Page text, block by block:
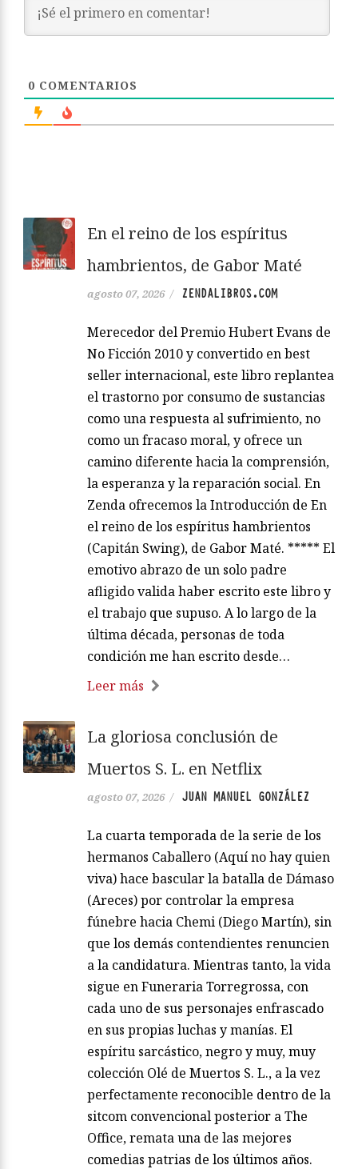
0 COMENTARIOS
En el reino de los espíritus
hambrientos, de Gabor Maté
agosto 07, 2026 / ZENDALIBROS.COM
Merecedor del Premio Hubert Evans de
No Ficción 2010 y convertido en best
seller internacional, este libro replantea
el trastorno por consumo de sustancias
como una respuesta al sufrimiento, no
como un fracaso moral, y ofrece un
camino diferente hacia la comprensión,
la esperanza y la reparación social. En
Zenda ofrecemos la Introducción de En
el reino de los espíritus hambrientos
(Capitán Swing), de Gabor Maté. ***** El
emotivo abrazo de un solo padre
afligido valida haber escrito este libro y
el trabajo que supuso. A lo largo de la
última década, personas de toda
condición me han escrito desde…
Leer más
La gloriosa conclusión de
Muertos S. L. en Netflix
agosto 07, 2026 / JUAN MANUEL GONZÁLEZ
La cuarta temporada de la serie de los
hermanos Caballero (Aquí no hay quien
viva) hace bascular la batalla de Dámaso
(Areces) por controlar la empresa
fúnebre hacia Chemi (Diego Martín), sin
que los demás contendientes renuncien
a la candidatura. Mientras tanto, la vida
sigue en Funeraria Torregrossa, con
cada uno de sus personajes enfrascado
en sus propias luchas y manías. El
espíritu sarcástico, negro y muy, muy
colección Olé de Muertos S. L., a la vez
perfectamente reconocible dentro de la
sitcom convencional posterior a The
Office, remata una de las mejores
comedias patrias de los últimos años.